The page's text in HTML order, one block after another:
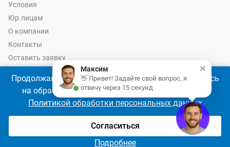
Условия
Юр.лицам
О компании
Контакты
Оставить заявку
Калькулятор крепежа
© 2026 год Оптово-розничные продажи крепежа и инструмента -
Ремкреп.ру
Продолжая использовать наш сайт, Вы соглашаетесь
на обработку файлов cookie 🍪 в соответствии с
Политикой обработки персональных данных
Согласиться
Подробнее
×
Максим
👋 Привет! Задайте свой вопрос, я
отвечу через 15 секунд